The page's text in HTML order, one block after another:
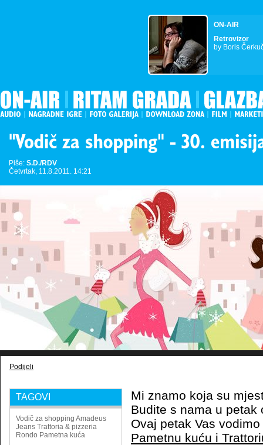
ON-AIR
Retrovizor
by Boris
Piše: S.D./RDV
Četvrtak, 11.8.2011. 14:21
Podijeli
TAGOVI
Vodič za shopping Amadeus
Jeans Trattoria & pizzeria
Rondo Pametna kuća
Mi znamo koja su
Budite s nama u petak
Ovaj petak Vas
Pametnu kuću i